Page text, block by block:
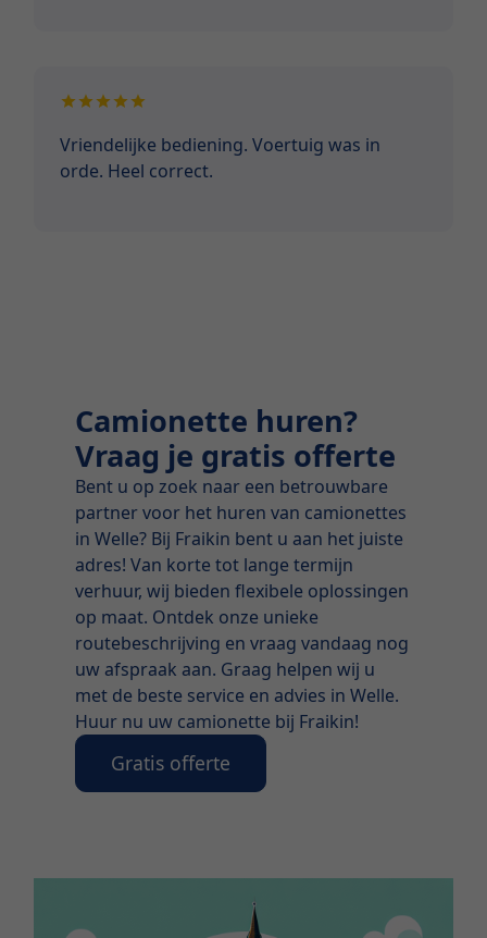
Vriendelijke bediening. Voertuig was in
orde. Heel correct.
Camionette huren?
Vraag je gratis offerte
Bent u op zoek naar een betrouwbare
partner voor het huren van camionettes
in Welle? Bij Fraikin bent u aan het juiste
adres! Van korte tot lange termijn
verhuur, wij bieden flexibele oplossingen
op maat. Ontdek onze unieke
routebeschrijving en vraag vandaag nog
uw afspraak aan. Graag helpen wij u
met de beste service en advies in Welle.
Huur nu uw camionette bij Fraikin!
Gratis offerte